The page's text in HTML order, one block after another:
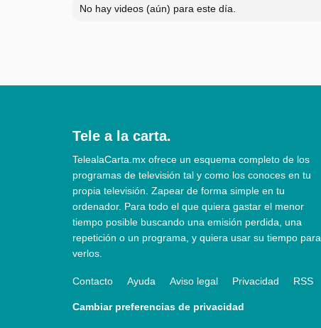
No hay videos (aún) para este día.
Tele a la carta.
TelealaCarta.mx ofrece un esquema completo de los
programas de televisión tal y como los conoces en tu
propia televisión. Zapear de forma simple en tu
ordenador. Para todo el que quiera gastar el menor
tiempo posible buscando una emisión perdida, una
repetición o un programa, y quiera usar su tiempo para
verlos.
Contacto Ayuda Aviso legal Privacidad RSS
Cambiar preferencias de privacidad